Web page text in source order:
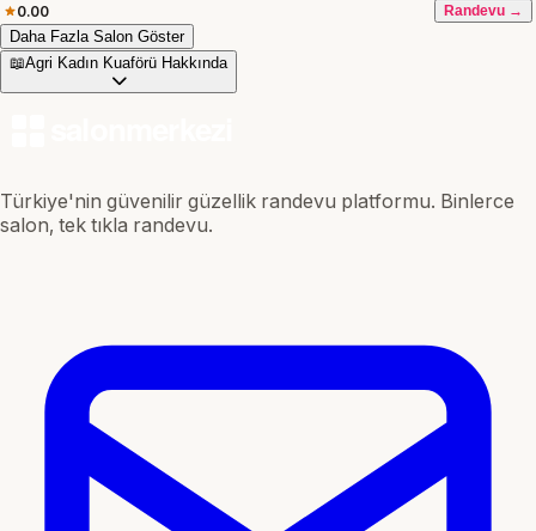
0.00 Randevu →
Daha Fazla Salon Göster
📖Agri Kadın Kuaförü Hakkında
Türkiye'nin güvenilir güzellik randevu platformu. Binlerce
salon, tek tıkla randevu.